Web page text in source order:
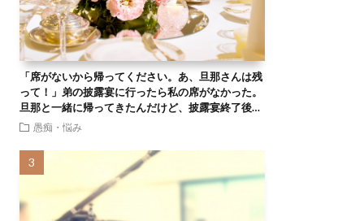
「席がないから帰ってください。あ、旦那さんは残
って！」弟の披露宴に行ったら私の席がなかった。
旦那と一緒に帰ってきたんだけど、披露宴終了後…
愚痴・悩み